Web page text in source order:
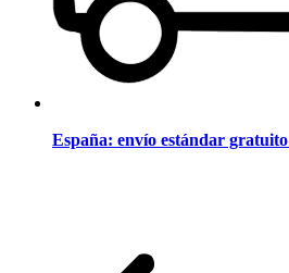
España: envío estándar gratuito